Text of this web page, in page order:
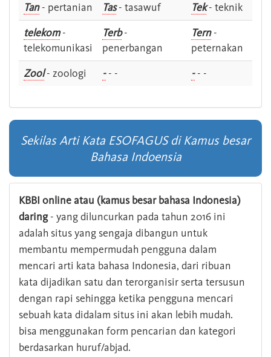
Tan- pertanian Tas- tasawuf Tek- teknik
telekom-
telekomunikasi
Terb-
penerbangan
Tern-
peternakan
Zool- zoologi -- - -- -
Sekilas Arti Kata ESOFAGUS di Kamus besar
Bahasa Indoensia
KBBI online atau (kamus besar bahasa Indonesia)
daring- yang diluncurkan pada tahun 2016 ini
adalah situs yang sengaja dibangun untuk
membantu mempermudah pengguna dalam
mencari arti kata bahasa Indonesia, dari ribuan
kata dijadikan satu dan terorganisir serta tersusun
dengan rapi sehingga ketika pengguna mencari
sebuah kata didalam situs ini akan lebih mudah.
bisa menggunakan form pencarian dan kategori
berdasarkan huruf/abjad.